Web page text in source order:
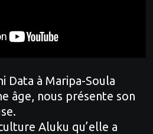
Data à Maripa-Soula
âge, nous présente son
Aluku qu’elle a